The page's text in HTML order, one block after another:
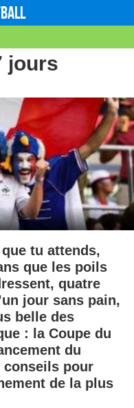
jours
tu attends,
que les poils
quatre
jour sans pain,
belle des
: la Coupe du
du
conseils pour
de la plus